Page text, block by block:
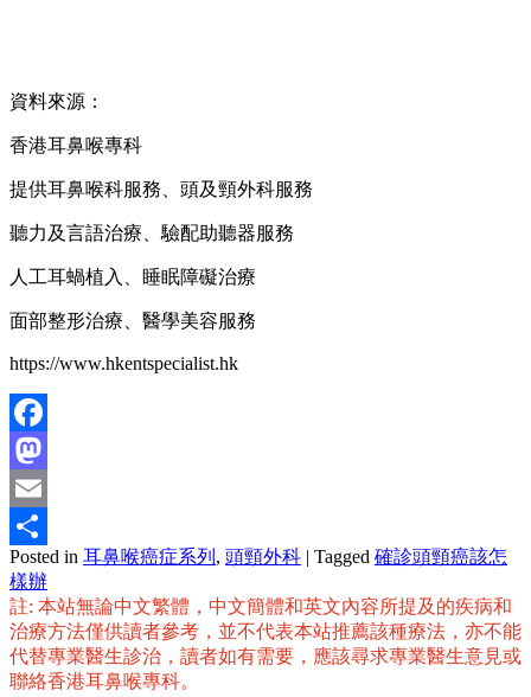
資料來源：
香港耳鼻喉專科
提供耳鼻喉科服務、頭及頸外科服務
聽力及言語治療、驗配助聽器服務
人工耳蝸植入、睡眠障礙治療
面部整形治療、醫學美容服務
https://www.hkentspecialist.hk
Facebook
Mastodon
Email
分
享
Posted in 耳鼻喉癌症系列 , 頭頸外科 | Tagged 確診頭頸癌該怎
樣辦
註: 本站無論中文繁體，中文簡體和英文內容所提及的疾病和
治療方法僅供讀者參考，並不代表本站推薦該種療法，亦不能
代替專業醫生診治，讀者如有需要，應該尋求專業醫生意見或
聯絡香港耳鼻喉專科。